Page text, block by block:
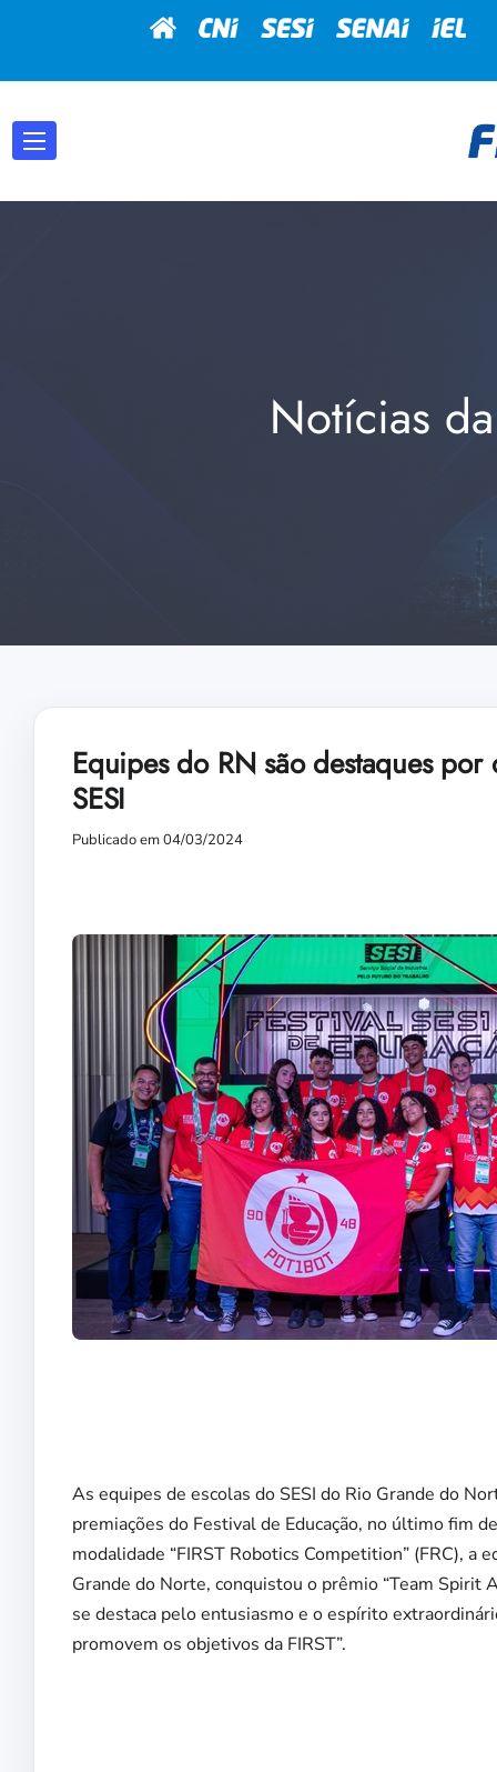
Notícias
Equipes do RN são destaques
SESI
Publicado em 04/03/2024
As equipes de escolas do SESI do Rio Grande do
premiações do Festival de Educação, no último fim
modalidade “FIRST Robotics Competition” (FRC), a
Grande do Norte, conquistou o prêmio “Team Spirit
se destaca pelo entusiasmo e o espírito
promovem os objetivos da FIRST”.